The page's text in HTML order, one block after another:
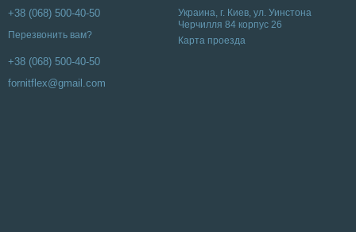
+38 (068) 500-40-50
Перезвонить вам?
+38 (068) 500-40-50
fornitflex@gmail.com
Украина, г. Киев, ул. Уинстона
Черчилля 84 корпус 26
Карта проезда